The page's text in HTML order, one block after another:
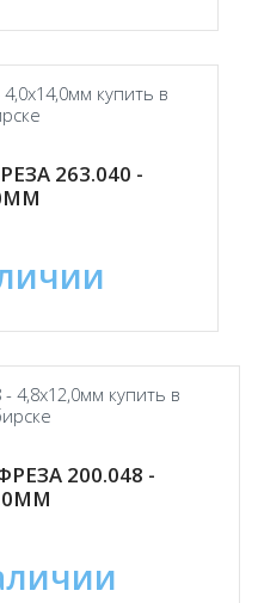
263.040 -
200.048 -